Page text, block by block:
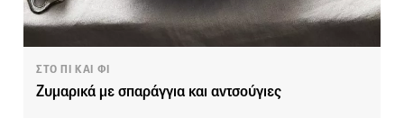
ΣΤΟ ΠΙ ΚΑΙ ΦΙ
Ζυμαρικά με σπαράγγια και αντσούγιες